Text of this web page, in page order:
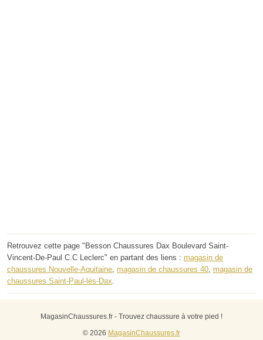
Retrouvez cette page "Besson Chaussures Dax Boulevard Saint-
Vincent-De-Paul C.C Leclerc" en partant des liens : magasin de
chaussures Nouvelle-Aquitaine, magasin de chaussures 40, magasin de
chaussures Saint-Paul-lès-Dax.
MagasinChaussures.fr - Trouvez chaussure à votre pied !
© 2026 MagasinChaussures.fr